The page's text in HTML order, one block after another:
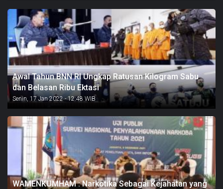
Awal Tahun BNN RI Ungkap Ratusan Kilogram Sabu
dan Belasan Ribu Ektasi
Senin, 17 Jan 2022 - 12:48 WIB
WAMENKUMHAM : Narkotika Sebagai Kejahatan yang